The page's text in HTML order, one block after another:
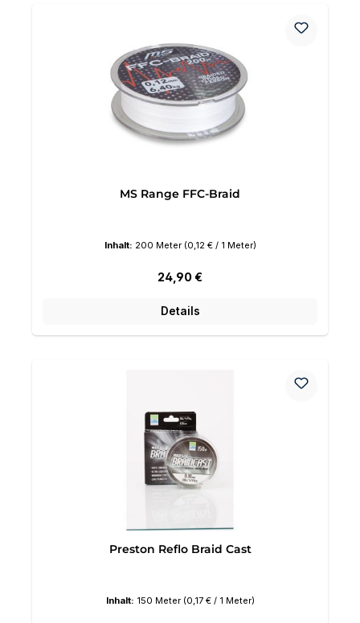
MS Range FFC-Braid
Inhalt: 200 Meter (0,12 € / 1 Meter)
Regulärer Preis:
24,90 €
Details
Preston Reflo Braid Cast
Inhalt: 150 Meter (0,17 € / 1 Meter)